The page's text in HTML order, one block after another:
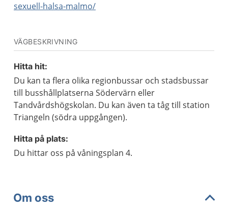
sexuell-halsa-malmo/
VÄGBESKRIVNING
Hitta hit:
Du kan ta flera olika regionbussar och stadsbussar
till busshållplatserna Södervärn eller
Tandvårdshögskolan. Du kan även ta tåg till station
Triangeln (södra uppgången).
Hitta på plats:
Du hittar oss på våningsplan 4.
Om oss